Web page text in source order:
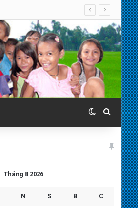
Switch skin
Search
Tháng 8 2026
N S B C